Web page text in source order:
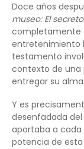
Doce años
museo: El
completamente
entretenimiento
testamento
contexto de una
entregar su
Y es
desenfadada
aportaba a
potencia de